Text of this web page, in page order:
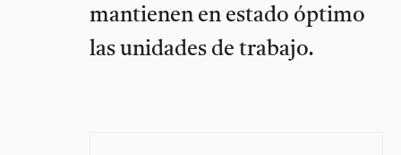
mantienen en estado óptimo
las unidades de trabajo.